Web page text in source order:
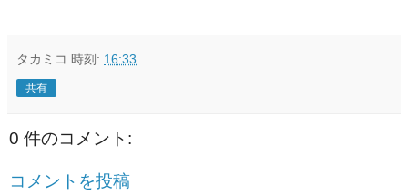
タカミコ 時刻: 16:33
共有
0 件のコメント:
コメントを投稿